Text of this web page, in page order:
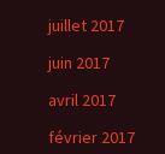
juillet 2017
juin 2017
avril 2017
février 2017